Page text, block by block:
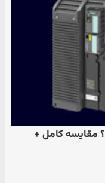
اینورتر زیمنس G120C بهتره یا V20؟ مقایسه کامل +